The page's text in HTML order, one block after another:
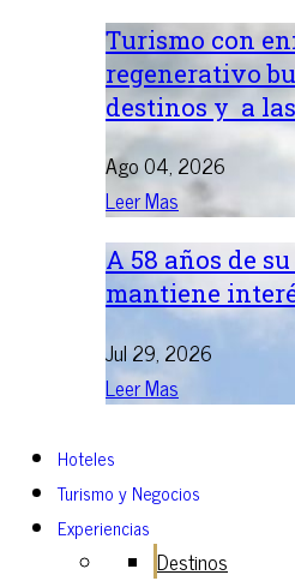
Turismo con
regenerativo
destinos y a
Ago 04, 2026
Leer Mas
A 58 años de
mantiene
Jul 29, 2026
Leer Mas
Hoteles
Turismo y Negocios
Experiencias
Destinos